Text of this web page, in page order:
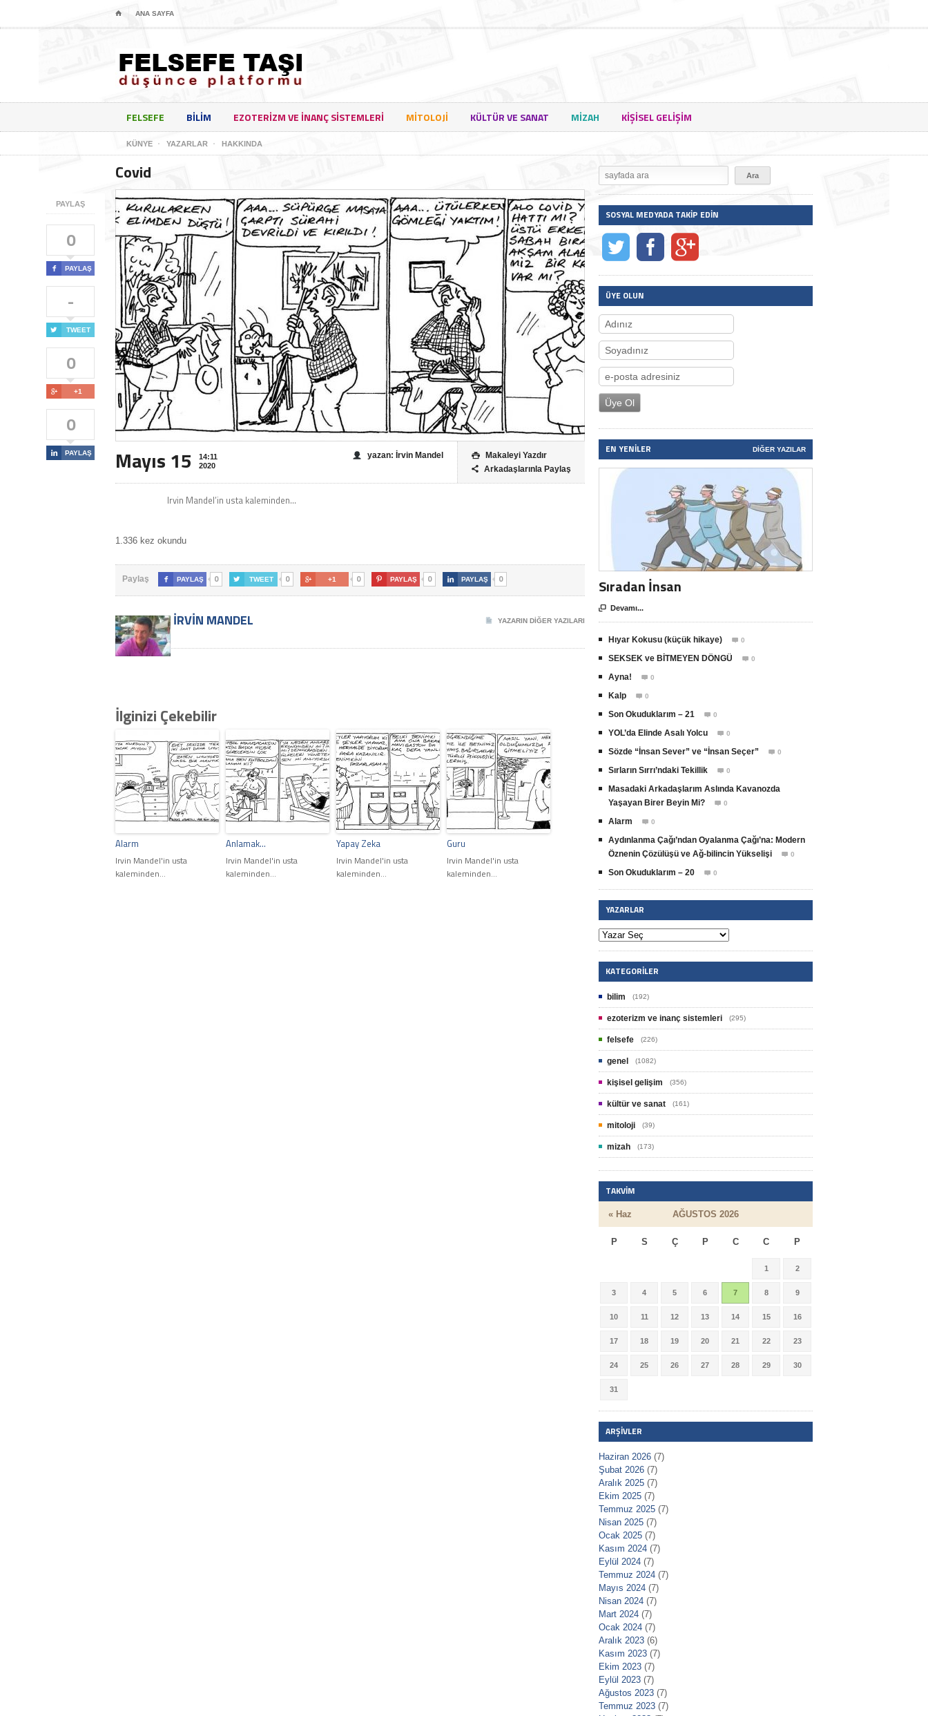
⌂ ANA SAYFA
FELSEFE BILIM EZOTERIZM VE INANÇ SISTEMLERI MITOLOJI KÜLTÜR VE SANAT MIZAH KIŞISEL GELIŞIM
KÜNYE YAZARLAR HAKKINDA
PAYLAŞ
0
 PAYLAŞ
-
 TWEET
0
 +1
0
 PAYLAŞ
Covid
Mayıs 15
14:11
2020
 Makaleyi Yazdır
 Arkadaşlarınla Paylaş
yazan: İrvin Mandel
Irvin Mandel’in usta kaleminden…
1.336 kez okundu
Paylaş  PAYLAŞ 0  TWEET 0  +1 0  PAYLAŞ 0  PAYLAŞ 0
YAZARIN DIĞER YAZILARI
İRVIN MANDEL
İlginizi Çekebilir
Alarm
Irvin Mandel'in usta
kaleminden...
Anlamak…
Irvin Mandel'in usta
kaleminden...
Yapay Zeka
Irvin Mandel'in usta
kaleminden...
Guru
Irvin Mandel'in usta
kaleminden...
SOSYAL MEDYADA TAKIP EDIN
ÜYE OLUN
EN YENILER DIĞER YAZILAR
Sıradan İnsan
 Devamı...
Hıyar Kokusu (küçük hikaye)  0
SEKSEK ve BİTMEYEN DÖNGÜ  0
Ayna!  0
Kalp  0
Son Okuduklarım – 21  0
YOL’da Elinde Asalı Yolcu  0
Sözde “İnsan Sever” ve “İnsan Seçer”  0
Sırların Sırrı’ndaki Tekillik  0
Masadaki Arkadaşlarım Aslında Kavanozda
Yaşayan Birer Beyin Mi?
 0
Alarm  0
Aydınlanma Çağı’ndan Oyalanma Çağı’na: Modern
Öznenin Çözülüşü ve Ağ-bilincin Yükselişi
 0
Son Okuduklarım – 20  0
YAZARLAR
KATEGORILER
bilim (192)
ezoterizm ve inanç sistemleri (295)
felsefe (226)
genel (1082)
kişisel gelişim (356)
kültür ve sanat (161)
mitoloji (39)
mizah (173)
TAKVIM
AĞUSTOS 2026
P S Ç P C C P
« Haz
1 2
3 4 5 6 7 8 9
10 11 12 13 14 15 16
17 18 19 20 21 22 23
24 25 26 27 28 29 30
31
ARŞIVLER
Haziran 2026 (7)
Şubat 2026 (7)
Aralık 2025 (7)
Ekim 2025 (7)
Temmuz 2025 (7)
Nisan 2025 (7)
Ocak 2025 (7)
Kasım 2024 (7)
Eylül 2024 (7)
Temmuz 2024 (7)
Mayıs 2024 (7)
Nisan 2024 (7)
Mart 2024 (7)
Ocak 2024 (7)
Aralık 2023 (6)
Kasım 2023 (7)
Ekim 2023 (7)
Eylül 2023 (7)
Ağustos 2023 (7)
Temmuz 2023 (7)